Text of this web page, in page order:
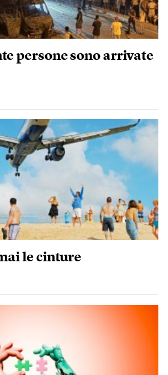
persone sono arrivate
le cinture